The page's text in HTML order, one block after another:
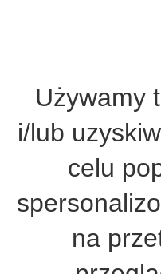
Używamy
i/lub
celu
na